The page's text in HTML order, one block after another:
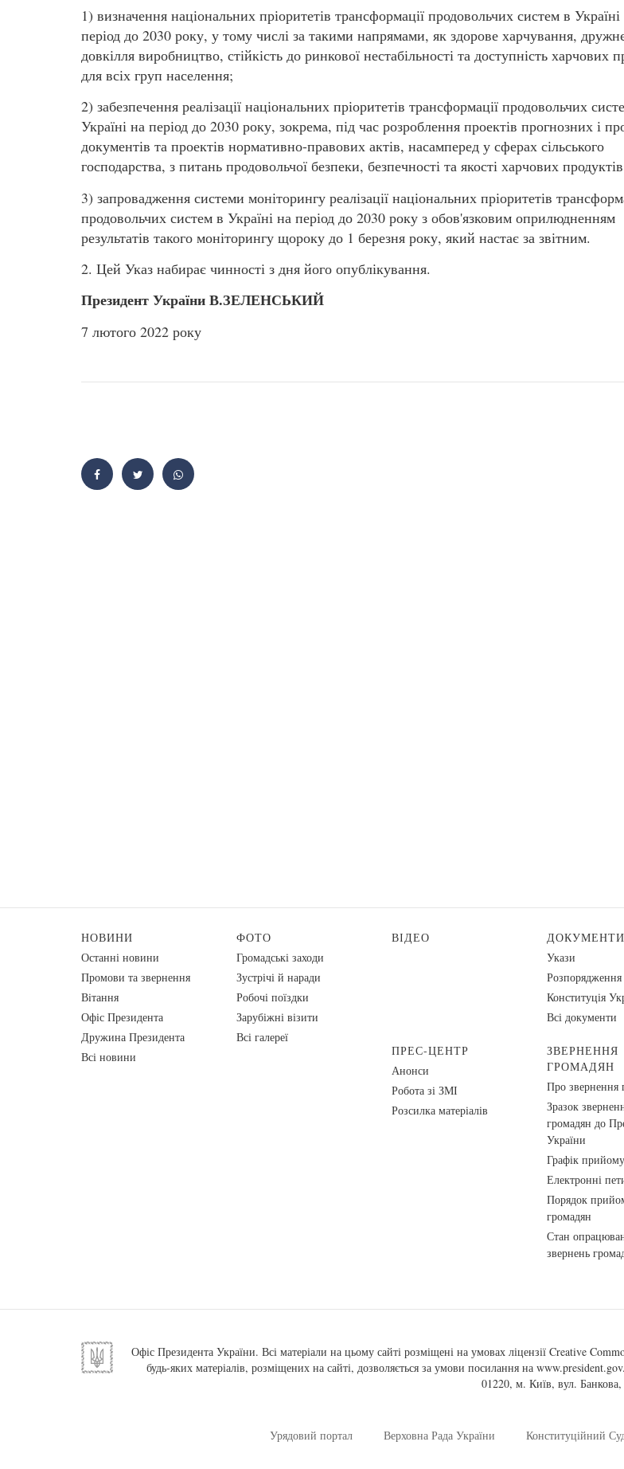
1) визначення національних пріоритетів трансформації продовольчих систем в Україні
період до 2030 року, у тому числі за такими напрямами, як здорове харчування,
довкілля виробництво, стійкість до ринкової нестабільності та доступність харчових
для всіх груп населення;
2) забезпечення реалізації національних пріоритетів трансформації продовольчих
Україні на період до 2030 року, зокрема, під час розроблення проектів прогнозних і
документів та проектів нормативно-правових актів, насамперед у сферах сільського
господарства, з питань продовольчої безпеки, безпечності та якості харчових
3) запровадження системи моніторингу реалізації національних пріоритетів
продовольчих систем в Україні на період до 2030 року з обов'язковим оприлюдненням
результатів такого моніторингу щороку до 1 березня року, який настає за звітним.
2. Цей Указ набирає чинності з дня його опублікування.
Президент України В.ЗЕЛЕНСЬКИЙ
7 лютого 2022 року
НОВИНИ
Останні новини
Промови та звернення
Вiтання
Офіс Президента
Дружина Президента
Всі новини
ФОТО
Громадські заходи
Зустрічі й наради
Робочі поїздки
Зарубіжні візити
Всі галереї
ВІДЕО
ДОКУМЕНТИ
Укази
Розпорядження
Конституція
Всі документи
ПРЕС-ЦЕНТР
Анонси
Робота зі ЗМІ
Розсилка матеріалів
ЗВЕРНЕННЯ
ГРОМАДЯН
Про звернення
Зразок
громадян до
України
Графік
Електронні
Порядок
громадян
Стан
звернень
Офіс Президента України. Всі матеріали на цьому сайті розміщені на умовах ліцензії Creative
будь-яких матеріалів, розміщених на сайті, дозволяється за умови посилання на
01220, м. Київ, вул. Банкова,
Урядовий портал Верховна Рада України Конституційний